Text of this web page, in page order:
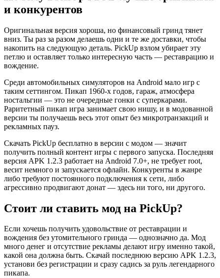
и конкурентов
Оригинальная версия хороша, но финансовый гринд тянет
вниз. Ты раз за разом делаешь одни и те же доставки, чтобы
накопить на следующую деталь. PickUp взлом убирает эту
петлю и оставляет только интересную часть — реставрацию и
вождение.
Среди автомобильных симуляторов на Android мало игр с
таким сеттингом. Пикап 1960-х годов, гараж, атмосфера
ностальгии — это не очередные гонки с суперкарами.
Раритетный пикап игра занимает свою нишу, и в модованной
версии ты получаешь весь этот опыт без микротранзакций и
рекламных пауз.
Скачать PickUp бесплатно в версии с модом — значит
получить полный контент игры с первого запуска. Последняя
версия APK 1.2.3 работает на Android 7.0+, не требует root,
весит немного и запускается офлайн. Конкуренты в жанре
либо требуют постоянного подключения к сети, либо
агрессивно продвигают донат — здесь ни того, ни другого.
Стоит ли ставить мод на PickUp?
Если хочешь получить удовольствие от реставрации и
вождения без утомительного гринда — однозначно да. Мод
много денег и отсутствие рекламы делают игру именно такой,
какой она должна быть. Скачай последнюю версию APK 1.2.3,
установи без регистрации и сразу садись за руль легендарного
пикапа.